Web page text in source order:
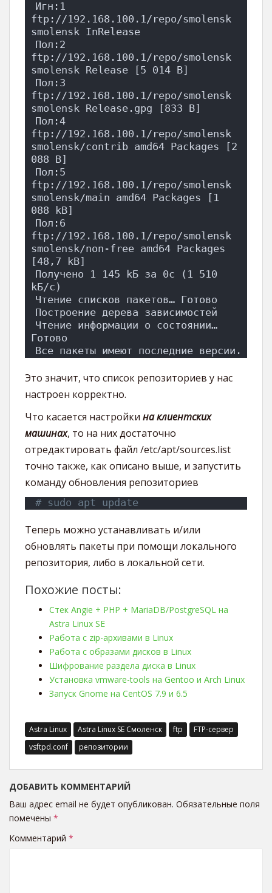
Игн:1
ftp://192.168.100.1/repo/smolensk
smolensk InRelease
Пол:2
ftp://192.168.100.1/repo/smolensk
smolensk Release [5 014 B]
Пол:3
ftp://192.168.100.1/repo/smolensk
smolensk Release.gpg [833 B]
Пол:4
ftp://192.168.100.1/repo/smolensk
smolensk/contrib amd64 Packages [2
088 B]
Пол:5
ftp://192.168.100.1/repo/smolensk
smolensk/main amd64 Packages [1
088 kB]
Пол:6
ftp://192.168.100.1/repo/smolensk
smolensk/non-free amd64 Packages
[48,7 kB]
Получено 1 145 kБ за 0с (1 510
kБ/c)
Чтение списков пакетов… Готово
Построение дерева зависимостей
Чтение информации о состоянии…
Готово
Все пакеты имеют последние версии.
Это значит, что список репозиториев у нас
настроен корректно.
Что касается настройки на клиентских
машинах, то на них достаточно
отредактировать файл /etc/apt/sources.list
точно также, как описано выше, и запустить
команду обновления репозиториев
# sudo apt update
Теперь можно устанавливать и/или
обновлять пакеты при помощи локального
репозитория, либо в локальной сети.
Похожие посты:
Стек Angie + PHP + MariaDB/PostgreSQL на
Astra Linux SE
Работа с zip-архивами в Linux
Работа с образами дисков в Linux
Шифрование раздела диска в Linux
Установка vmware-tools на Gentoo и Arch Linux
Запуск Gnome на CentOS 7.9 и 6.5
Astra Linux Astra Linux SE Смоленск ftp
FTP-сервер
vsftpd.conf
репозитории
ДОБАВИТЬ КОММЕНТАРИЙ
Ваш адрес email не будет опубликован. Обязательные поля
помечены *
Комментарий *